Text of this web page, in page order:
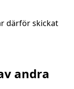
därför skickat
andra